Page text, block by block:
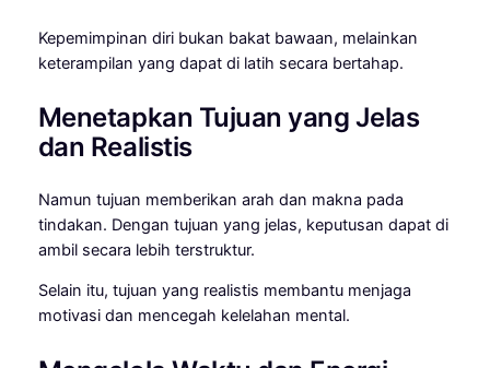
Kepemimpinan diri bukan bakat bawaan, melainkan
keterampilan yang dapat di latih secara bertahap.
Menetapkan Tujuan yang Jelas
dan Realistis
Namun tujuan memberikan arah dan makna pada
tindakan. Dengan tujuan yang jelas, keputusan dapat di
ambil secara lebih terstruktur.
Selain itu, tujuan yang realistis membantu menjaga
motivasi dan mencegah kelelahan mental.